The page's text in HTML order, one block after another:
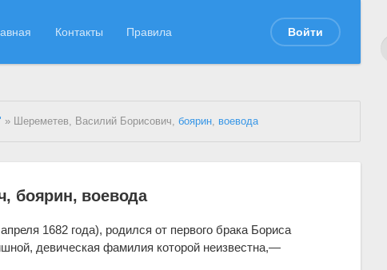
Контакты Правила Войти
» Шереметев, Василий Борисович,боярин, воевода
боярин, воевода
1682 года), родился от первого брака Бориса
девическая фамилия которой неизвестна,—